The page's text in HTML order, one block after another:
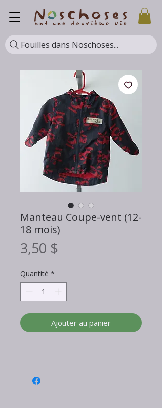
Fouilles dans Noschoses...
Manteau Coupe-vent (12-
18 mois)
3,50 $
Quantité *
Ajouter au panier